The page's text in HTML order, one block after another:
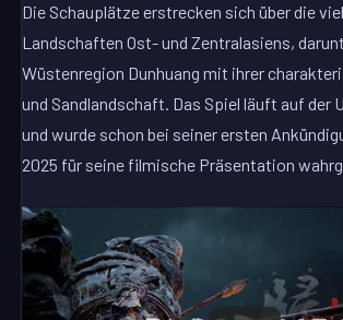
Die Schauplätze erstrecken sich über die
Landschaften Ost- und Zentralasiens,
Wüstenregion Dunhuang mit ihrer
und Sandlandschaft. Das Spiel läuft auf der
und wurde schon bei seiner ersten
2025 für seine filmische Präsentation